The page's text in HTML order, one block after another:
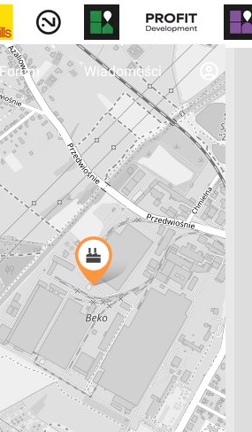
Forum Wiadomości